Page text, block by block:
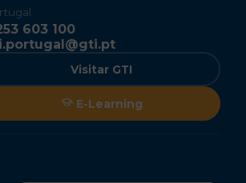
603 100
Visitar GTI
E-Learning